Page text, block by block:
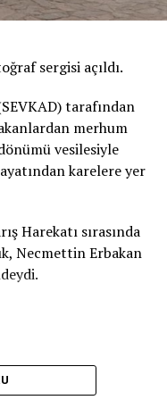
yaratılmıştır ve her
Gencevi, bir yandan
yaşanan
sebebi de
düşünceler; o
insanlara
ve öğretmek
düşünmemeliyiz;
en iyi anlayan ve
araya koymak
var: Öfkeden,
ayrımcılığa,
sergisi açıldı.
tarafından
merhum
vesilesiyle
karelere yer
Harekatı sırasında
Necmettin Erbakan